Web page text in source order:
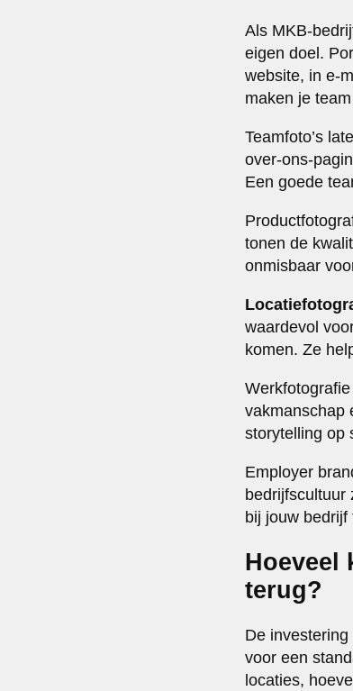
Als MKB-
eigen doel.
website, in e-
maken je
Teamfoto’s
over-ons-
Een goede
tonen de
onmisbaar
waardevol
komen. Ze
vakmanschap
storytelling op
Employer
bedrijfscultuur
bij jouw
Hoeveel
terug?
De
voor een
locaties,